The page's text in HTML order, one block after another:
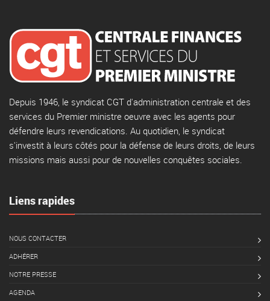
Depuis 1946, le syndicat CGT d'administration centrale et des
services du Premier ministre oeuvre avec les agents pour
défendre leurs revendications. Au quotidien, le syndicat
s'investit à leurs côtés pour la défense de leurs droits, de leurs
missions mais aussi pour de nouvelles conquêtes sociales.
Liens rapides
NOUS CONTACTER
ADHÉRER
NOTRE PRESSE
AGENDA